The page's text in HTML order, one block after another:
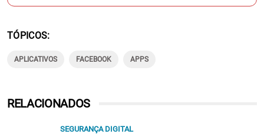
TÓPICOS
APLICATIVOS FACEBOOK APPS
RELACIONADOS
SEGURANÇA DIGITAL